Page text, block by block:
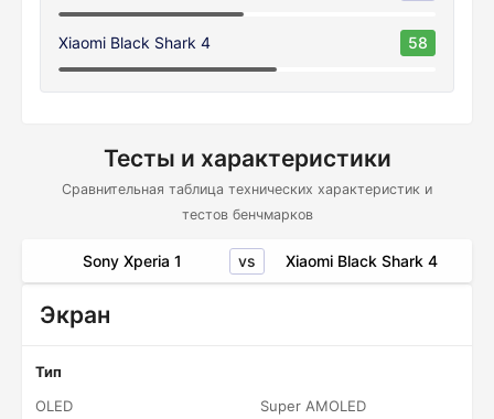
Xiaomi Black Shark 4 58
Тесты и характеристики
Сравнительная таблица технических характеристик и
тестов бенчмарков
Sony Xperia 1 vs Xiaomi Black Shark 4
Экран
Тип
OLED
Super AMOLED